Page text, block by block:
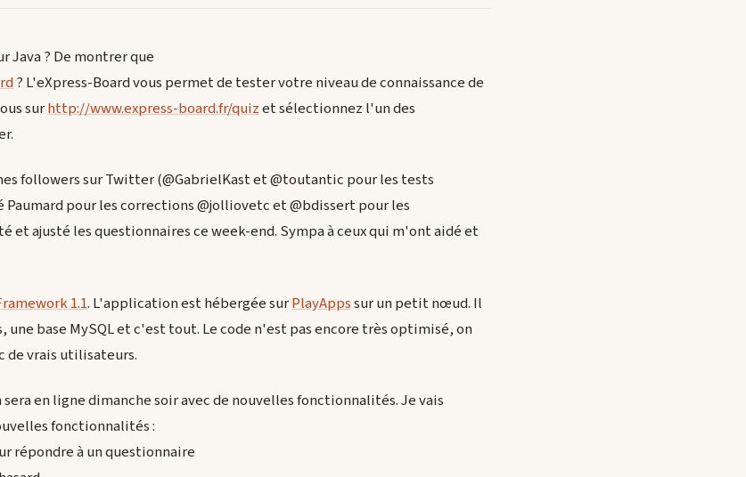
Java ? De montrer que
? L'eXpress-Board vous permet de tester votre niveau de connaissance de
surhttp://www.express-board.fr/quizet sélectionnez l'un des
followers sur Twitter (@GabrielKast et @toutantic pour les tests
pour les corrections @jolliovetc et @bdissert pour les
et ajusté les questionnaires ce week-end. Sympa à ceux qui m'ont aidé et
1.1. L'application est hébergée surPlayAppssur un petit nœud. Il
une base MySQL et c'est tout. Le code n'est pas encore très optimisé, on
de vrais utilisateurs.
en ligne dimanche soir avec de nouvelles fonctionnalités. Je vais
fonctionnalités :
répondre à un questionnaire